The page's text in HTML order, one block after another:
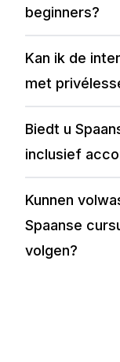
beginners?
Kan ik de
met
Biedt u
inclusief
Kunnen
Spaanse
volgen?